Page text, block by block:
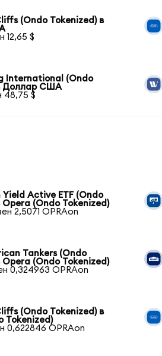
(Ondo Tokenized) в
12,65 $
International (Ondo
Доллар США
48,75 $
Yield Active ETF (Ondo
Opera (Ondo Tokenized)
2,5071 OPRAon
Tankers (Ondo
Opera (Ondo Tokenized)
0,324963 OPRAon
(Ondo Tokenized) в
Tokenized)
0,622846 OPRAon